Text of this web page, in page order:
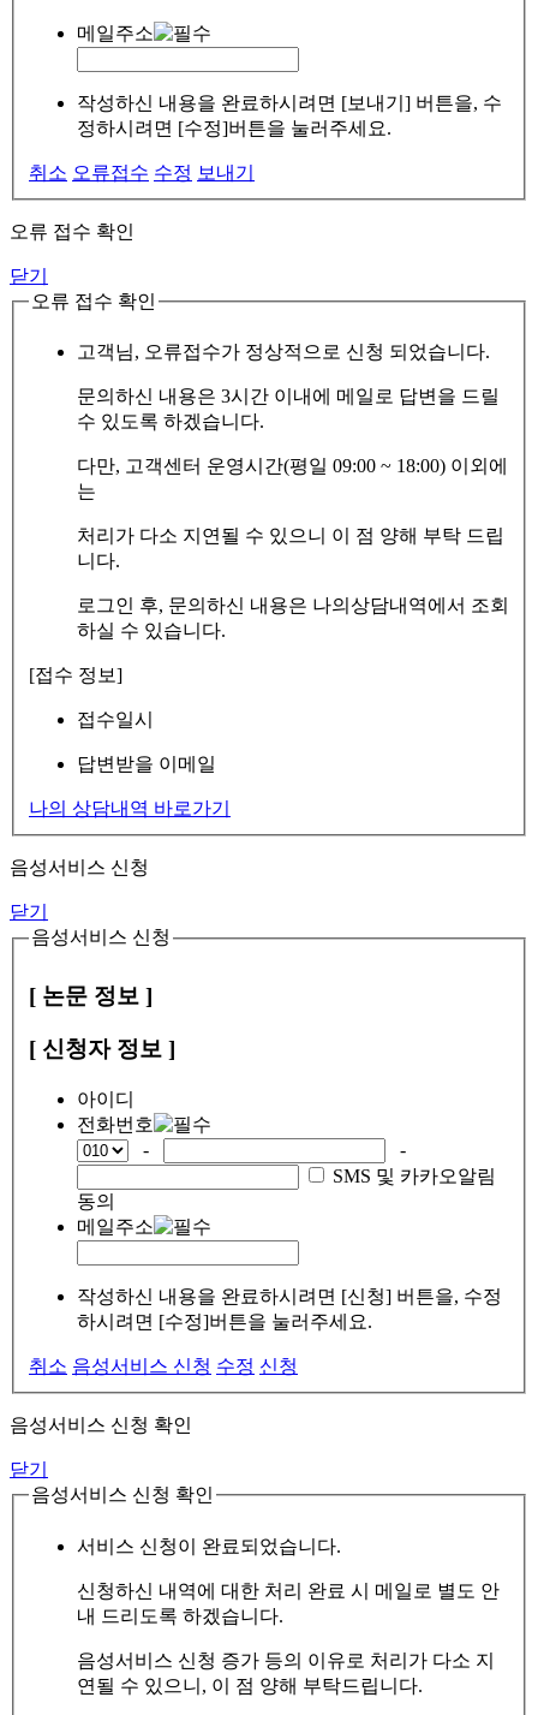
메일주소
작성하신 내용을 완료하시려면 [보내기] 버튼을, 수
정하시려면 [수정]버튼을 눌러주세요.
취소 오류접수 수정 보내기
오류 접수 확인
닫기
오류 접수 확인
고객님, 오류접수가 정상적으로 신청 되었습니다.
문의하신 내용은 3시간 이내에 메일로 답변을 드릴
수 있도록 하겠습니다.
다만, 고객센터 운영시간(평일 09:00 ~ 18:00) 이외에
는
처리가 다소 지연될 수 있으니 이 점 양해 부탁 드립
니다.
로그인 후, 문의하신 내용은 나의상담내역에서 조회
하실 수 있습니다.
[접수 정보]
접수일시
답변받을 이메일
나의 상담내역 바로가기
음성서비스 신청
닫기
음성서비스 신청
[ 논문 정보 ]
[ 신청자 정보 ]
아이디
전화번호
-
-
SMS 및 카카오알림
동의
메일주소
작성하신 내용을 완료하시려면 [신청] 버튼을, 수정
하시려면 [수정]버튼을 눌러주세요.
취소 음성서비스 신청 수정 신청
음성서비스 신청 확인
닫기
음성서비스 신청 확인
서비스 신청이 완료되었습니다.
신청하신 내역에 대한 처리 완료 시 메일로 별도 안
내 드리도록 하겠습니다.
음성서비스 신청 증가 등의 이유로 처리가 다소 지
연될 수 있으니, 이 점 양해 부탁드립니다.